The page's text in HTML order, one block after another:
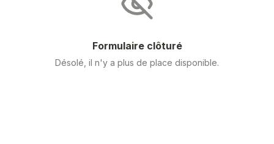
Formulaire clôturé
Désolé, il n'y a plus de place disponible.